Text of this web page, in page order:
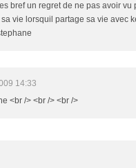
bref un regret de ne pas avoir
vie lorsquil partage sa vie avec
14:33
<br /> <br /> <br />